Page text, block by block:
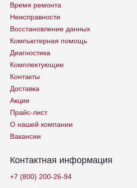
Время ремонта
Неисправности
Восстановление данных
Компьютерная помощь
Диагностика
Комплектующие
Контакты
Доставка
Акции
Прайс-лист
О нашей компании
Вакансии
Контактная информация
+7 (800) 200-26-94